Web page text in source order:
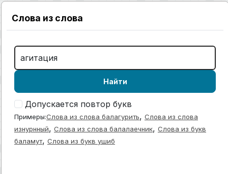
Слова из слова
Найти
Допускается повтор букв
Примеры:Слова из слова балагурить, Слова из слова
изнурнный, Слова из слова балалаечник, Слова из букв
баламут, Слова из букв ушиб